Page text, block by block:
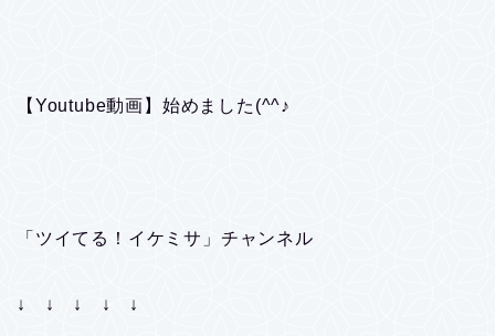
【Youtube動画】始めました(^^♪
「ツイてる！イケミサ」チャンネル
↓ ↓ ↓ ↓ ↓